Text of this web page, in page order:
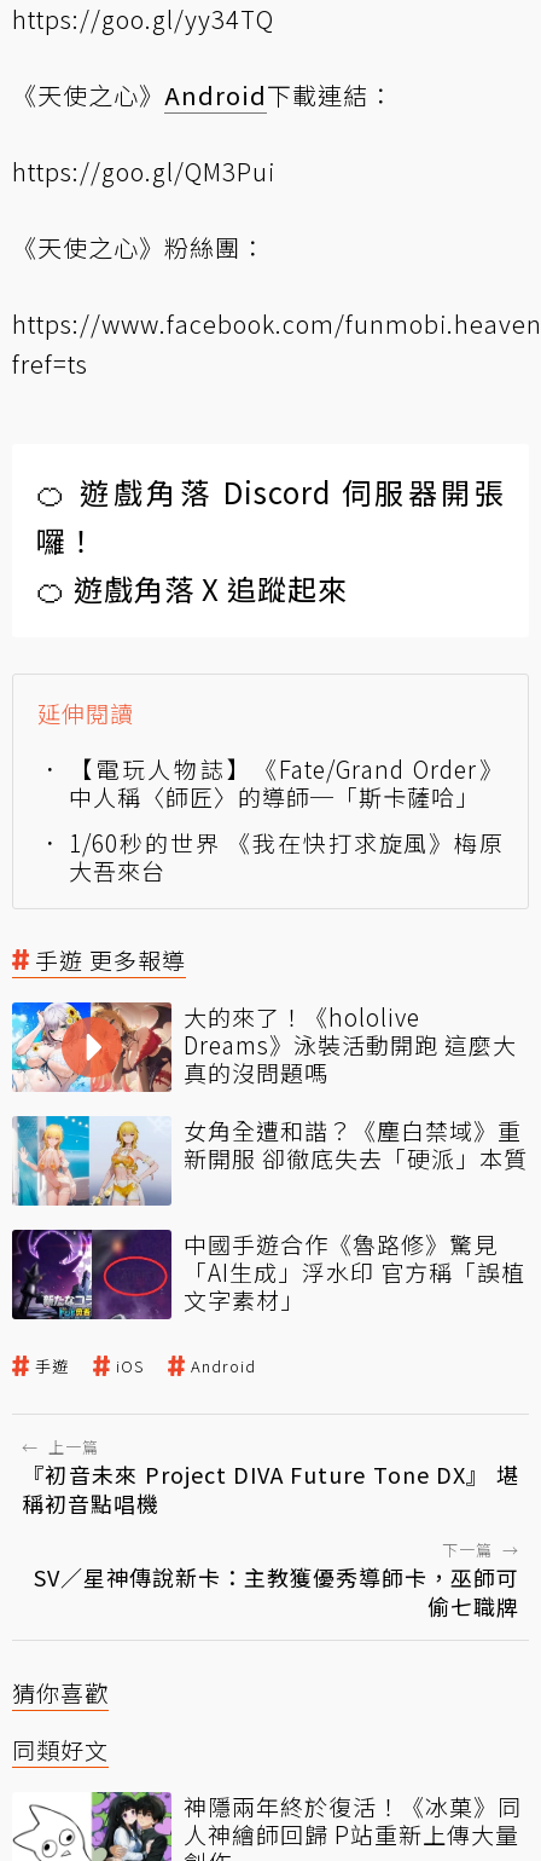
https://goo.gl/yy34TQ
《天使之心》 Android下載連結：
https://goo.gl/QM3Pui
《天使之心》粉絲團：
https://www.facebook.com/
fref=ts
🍊 遊戲角落 Discord 伺服器開張
囉！
🍊 遊戲角落 X 追蹤起來
延伸閱讀
【電玩人物誌】《Fate/Grand Order》
中人稱〈師匠〉的導師─「斯卡薩哈」
1/60秒的世界 《我在快打求旋風》梅原
大吾來台
手遊 更多報導
大的來了！《hololive
Dreams》泳裝活動開跑 這麼大
真的沒問題嗎
女角全遭和諧？《塵白禁域》重
新開服 卻徹底失去「硬派」本質
中國手遊合作《魯路修》驚見
「AI生成」浮水印 官方稱「誤植
文字素材」
手遊 iOS Android
← 上一篇
『初音未來 Project DIVA Future Tone DX』 堪
稱初音點唱機
下一篇 →
SV／星神傳說新卡：主教獲優秀導師卡，巫師可
偷七職牌
猜你喜歡
同類好文
神隱兩年終於復活！《冰菓》同
人神繪師回歸 P站重新上傳大量